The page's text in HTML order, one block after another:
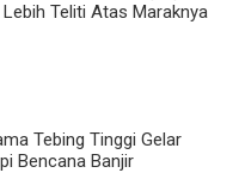
Teliti Atas Maraknya
Tebing Tinggi Gelar
Bencana Banjir